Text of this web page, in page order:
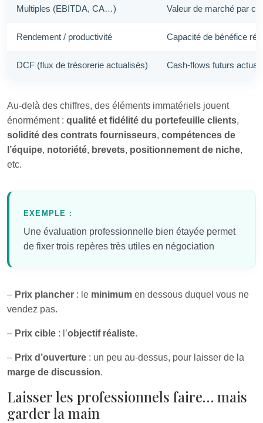
Multiples (EBITDA, CA…) Valeur de marché par
Rendement / productivité Capacité de bénéfice
DCF (flux de trésorerie actualisés) Cash-flows futurs
Au-delà des chiffres, des éléments immatériels jouent
énormément : qualité et fidélité du portefeuille clients,
solidité des contrats fournisseurs, compétences de
l’équipe, notoriété, brevets, positionnement de niche,
etc.
EXEMPLE :
Une évaluation professionnelle bien étayée permet
de fixer trois repères très utiles en négociation
– Prix plancher : le minimum en dessous duquel vous ne
vendez pas.
– Prix cible : l’objectif réaliste.
– Prix d’ouverture : un peu au-dessus, pour laisser de la
marge de discussion.
Laisser les professionnels faire… mais
garder la main